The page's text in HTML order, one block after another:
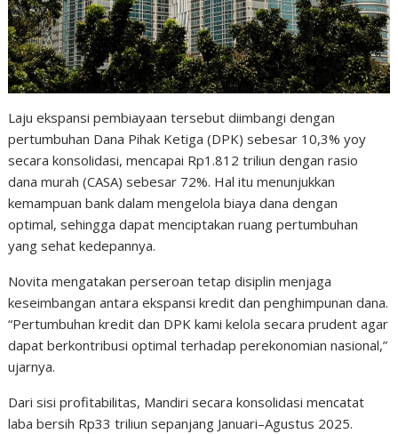
Laju ekspansi pembiayaan tersebut diimbangi dengan
pertumbuhan Dana Pihak Ketiga (DPK) sebesar 10,3% yoy
secara konsolidasi, mencapai Rp1.812 triliun dengan rasio
dana murah (CASA) sebesar 72%. Hal itu menunjukkan
kemampuan bank dalam mengelola biaya dana dengan
optimal, sehingga dapat menciptakan ruang pertumbuhan
yang sehat kedepannya.
Novita mengatakan perseroan tetap disiplin menjaga
keseimbangan antara ekspansi kredit dan penghimpunan dana.
“Pertumbuhan kredit dan DPK kami kelola secara prudent agar
dapat berkontribusi optimal terhadap perekonomian nasional,”
ujarnya.
Dari sisi profitabilitas, Mandiri secara konsolidasi mencatat
laba bersih Rp33 triliun sepanjang Januari–Agustus 2025.